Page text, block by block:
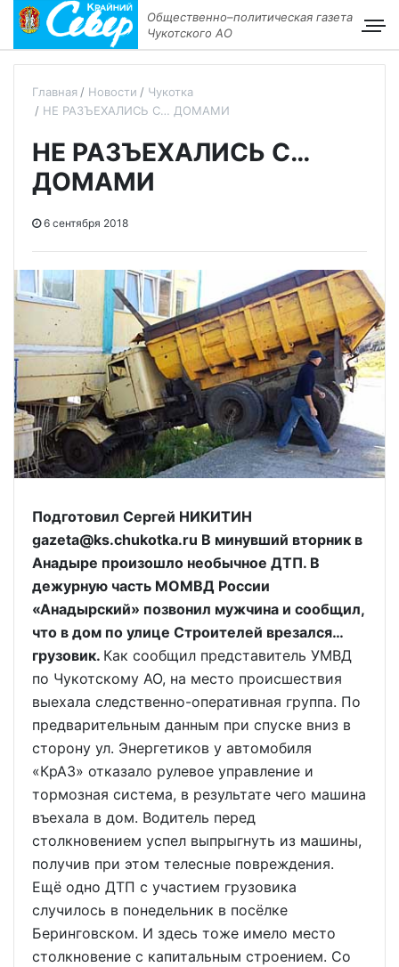
Общественно–политическая газета
Чукотского АО
Главная Новости
Чукотка
НЕ РАЗЪЕХАЛИСЬ С… ДОМАМИ
НЕ РАЗЪЕХАЛИСЬ С…
ДОМАМИ
6 сентября 2018
Подготовил Сергей НИКИТИН
gazeta@ks.chukotka.ru В минувший вторник в
Анадыре произошло необычное ДТП. В
дежурную часть МОМВД России
«Анадырский» позвонил мужчина и сообщил,
что в дом по улице Строителей врезался…
грузовик. Как сообщил представитель УМВД
по Чукотскому АО, на место происшествия
выехала следственно-оперативная группа. По
предварительным данным при спуске вниз в
сторону ул. Энергетиков у автомобиля
«КрАЗ» отказало рулевое управление и
тормозная система, в результате чего машина
въехала в дом. Водитель перед
столкновением успел выпрыгнуть из машины,
получив при этом телесные повреждения.
Ещё одно ДТП с участием грузовика
случилось в понедельник в посёлке
Беринговском. И здесь тоже имело место
столкновение с капитальным строением. Со